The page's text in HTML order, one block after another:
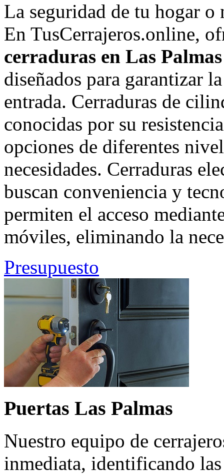
La seguridad de tu hogar o
En TusCerrajeros.online,
cerraduras en Las Palmas
diseñados para garantizar
entrada. Cerraduras de
conocidas por su
opciones de diferentes
necesidades. Cerraduras
buscan conveniencia y
permiten el acceso
móviles, eliminando la
Presupuesto
Puertas Las Palmas
Nuestro equipo de
inmediata, identificando